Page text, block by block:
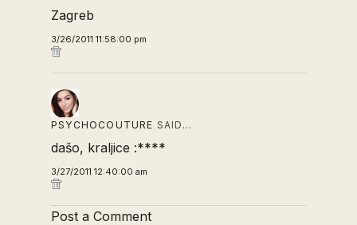
Zagreb
3/26/2011 11:58:00 pm
PSYCHOCOUTURE SAID…
dašo, kraljice :****
3/27/2011 12:40:00 am
Post a Comment